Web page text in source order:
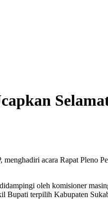
acara Rapat Pleno
oleh komisioner
Bupati terpilih Kabupaten